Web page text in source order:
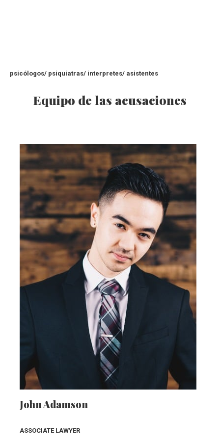
psicólogos/ psiquiatras/ interpretes/ asistentes
Equipo de las acusaciones
John Adamson
ASSOCIATE LAWYER